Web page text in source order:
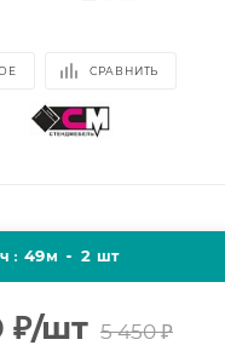
СРАВНИТЬ
ч 49м 2 шт
₽/шт 5 450₽